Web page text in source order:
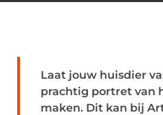
Laat jouw huisdier
prachtig portret van
maken. Dit kan bij